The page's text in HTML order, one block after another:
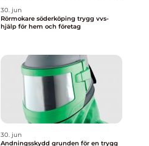
30. jun
Rörmokare söderköping trygg vvs-
hjälp för hem och företag
30. jun
Andningsskydd grunden för en trygg